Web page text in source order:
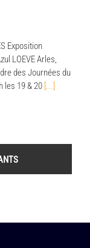
Exposition
LOEVE Arles,
des Journées du
les 19 & 20 [...]